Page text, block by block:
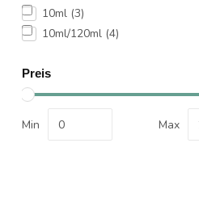
10ml (3)
10ml/120ml (4)
Preis
Min Max